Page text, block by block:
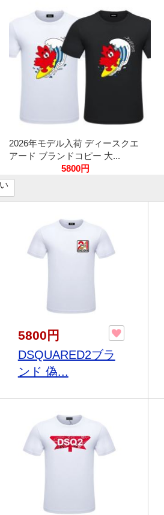
2026年モデル入荷 ディースクエ
アード ブランドコピー 大...
5800円
5800円
DSQUARED2ブラ
ンド 偽...